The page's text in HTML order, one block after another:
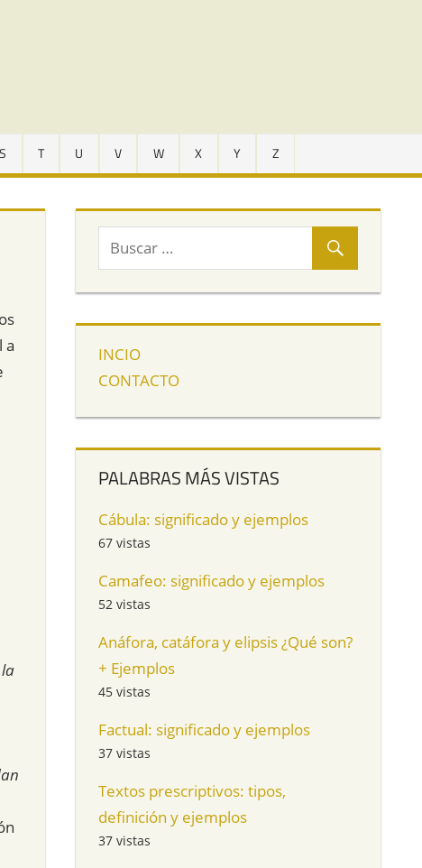
S T U V W X Y Z
a
INCIO
CONTACTO
PALABRAS MÁS VISTAS
Cábula: significado y ejemplos
67 vistas
Camafeo: significado y ejemplos
52 vistas
Anáfora, catáfora y elipsis ¿Qué son?
+ Ejemplos
45 vistas
Factual: significado y ejemplos
37 vistas
Textos prescriptivos: tipos,
definición y ejemplos
37 vistas